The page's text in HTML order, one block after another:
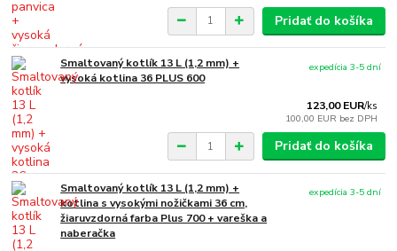
Pridať do košíka
Smaltovaný kotlík 13 L (1,2 mm) +
vysoká kotlina 36 PLUS 600
123,00 EUR/ks
100,00 EUR bez DPH
expedícia 3-5 dní
Pridať do košíka
Smaltovaný kotlík 13 L (1,2 mm) +
kotlina s vysokými nožičkami 36 cm,
žiaruvzdorná farba Plus 700 + vareška a
naberačka
expedícia 3-5 dní